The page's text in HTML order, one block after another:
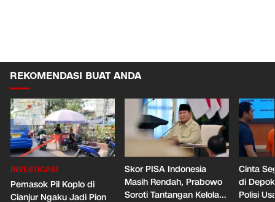
REKOMENDASI BUAT ANDA
INVESTIGASI
Pemasok Pil Koplo di
Cianjur Ngaku Jadi Pion
Skor PISA Indonesia
Masih Rendah, Prabowo
Soroti Tantangan Kelola
Cinta
di
Polisi